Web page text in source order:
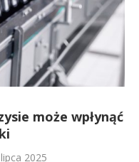
może wpłynąć
2025